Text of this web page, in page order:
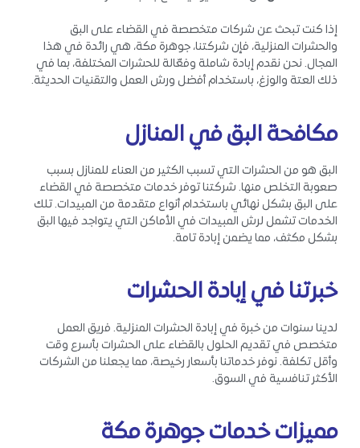
إذا كنت تبحث عن شركات متخصصة في القضاء على البق
والحشرات المنزلية، فإن شركتنا، جوهرة مكة، هي رائدة في هذا
المجال. نحن نقدم إبادة شاملة وفعّالة للحشرات المختلفة، بما في
ذلك العتة والوزغ، باستخدام أفضل ورش العمل والتقنيات الحديثة.
مكافحة البق في المنازل
البق هو من الحشرات التي تسبب الكثير من العناء للمنازل بسبب
صعوبة التخلص منها. شركتنا توفر خدمات متخصصة في القضاء
على البق بشكل نهائي باستخدام أنواع متقدمة من المبيدات. تلك
الخدمات تشمل لرش المبيدات في الأماكن التي يتواجد فيها البق
بشكل مكثف، مما يضمن إبادة تامة.
خبرتنا في إبادة الحشرات
لدينا سنوات من خبرة في إبادة الحشرات المنزلية. فريق العمل
متخصص في تقديم الحلول بالقضاء على الحشرات بأسرع وقت
وأقل تكلفة. نوفر خدماتنا بأسعار رخيصة، مما يجعلنا من الشركات
الأكثر تنافسية في السوق.
مميزات خدمات جوهرة مكة